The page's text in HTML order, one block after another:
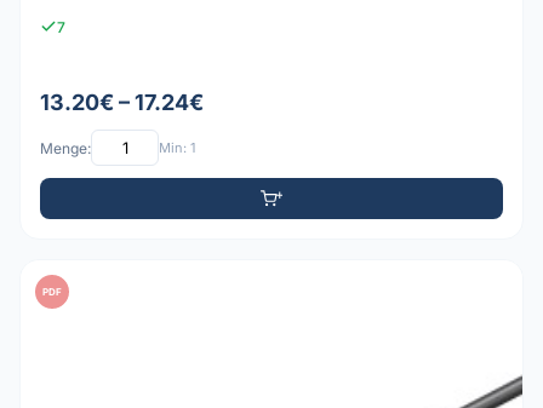
7
13.20€ – 17.24€
Menge: Min: 1
PDF